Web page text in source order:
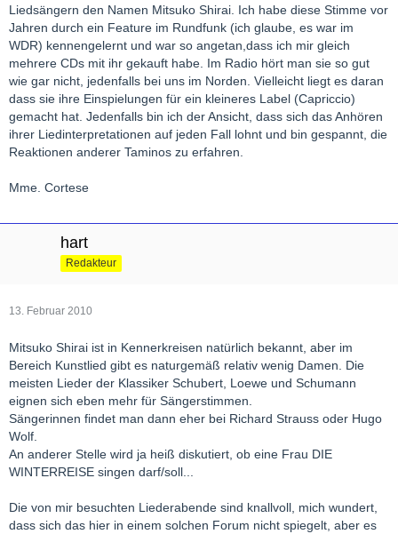
Liedsängern den Namen Mitsuko Shirai. Ich habe diese Stimme vor
Jahren durch ein Feature im Rundfunk (ich glaube, es war im
WDR) kennengelernt und war so angetan,dass ich mir gleich
mehrere CDs mit ihr gekauft habe. Im Radio hört man sie so gut
wie gar nicht, jedenfalls bei uns im Norden. Vielleicht liegt es daran
dass sie ihre Einspielungen für ein kleineres Label (Capriccio)
gemacht hat. Jedenfalls bin ich der Ansicht, dass sich das Anhören
ihrer Liedinterpretationen auf jeden Fall lohnt und bin gespannt, die
Reaktionen anderer Taminos zu erfahren.
Mme. Cortese
hart
Redakteur
13. Februar 2010
Mitsuko Shirai ist in Kennerkreisen natürlich bekannt, aber im
Bereich Kunstlied gibt es naturgemäß relativ wenig Damen. Die
meisten Lieder der Klassiker Schubert, Loewe und Schumann
eignen sich eben mehr für Sängerstimmen.
Sängerinnen findet man dann eher bei Richard Strauss oder Hugo
Wolf.
An anderer Stelle wird ja heiß diskutiert, ob eine Frau DIE
WINTERREISE singen darf/soll...
Die von mir besuchten Liederabende sind knallvoll, mich wundert,
dass sich das hier in einem solchen Forum nicht spiegelt, aber es